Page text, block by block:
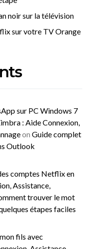
noir sur la télévision
sur votre TV Orange
sur PC Windows 7
: Aide Connexion,
on Guide complet
Outlook
comptes Netflix en
Assistance,
trouver le mot
étapes faciles
fils avec